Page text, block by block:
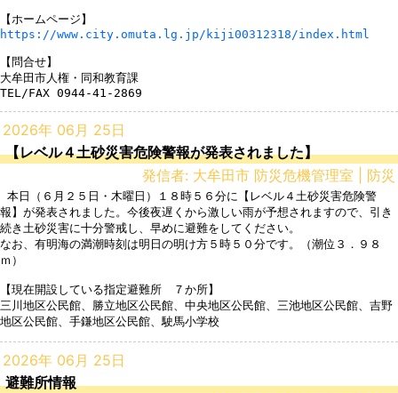
https://www.city.omuta.lg.jp/kiji00312318/index.html
【問合せ】
大牟田市人権・同和教育課
TEL/FAX 0944-41-2869
2026年 06月 25日
【レベル４土砂災害危険警報が発表されました】
発信者: 大牟田市 防災危機管理室 | 防災
報】が発表されました。今後夜遅くから激しい雨が予想されますので、引き
続き土砂災害に十分警戒し、早めに避難をしてください。
なお、有明海の満潮時刻は明日の明け方５時５０分です。（潮位３．９８
ｍ）
【現在開設している指定避難所　７か所】
三川地区公民館、勝立地区公民館、中央地区公民館、三池地区公民館、吉野
2026年 06月 25日
避難所情報